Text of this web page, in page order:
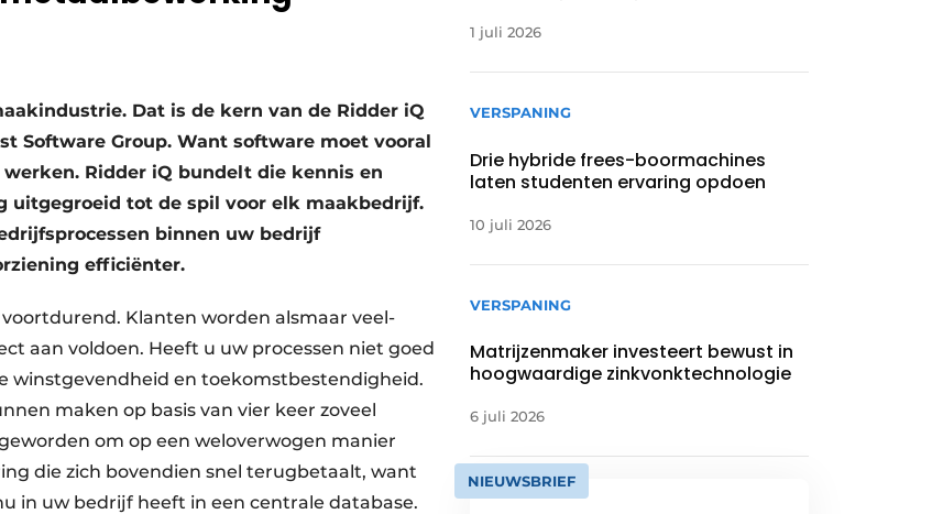
Dat is de kern van de Ridder iQ
Software Group. Want software moet vooral
Ridder iQ bundelt die kennis en
uitgegroeid tot de spil voor elk maakbedrijf.
binnen uw bedrijf
efficiënter.
Klanten worden alsmaar veel­
aan voldoen. Heeft u uw processen niet goed
winstgevendheid en toekomstbestendigheid.
maken op basis van vier keer zoveel
om op een weloverwogen manier
die zich bovendien snel terugbetaalt, want
in uw bedrijf heeft in een centrale database.
1 juli 2026
VERSPANING
Drie hybride frees-boormachines
laten studenten ervaring opdoen
10 juli 2026
VERSPANING
Matrijzenmaker investeert bewust in
hoogwaardige zinkvonktechnologie
6 juli 2026
NIEUWSBRIEF